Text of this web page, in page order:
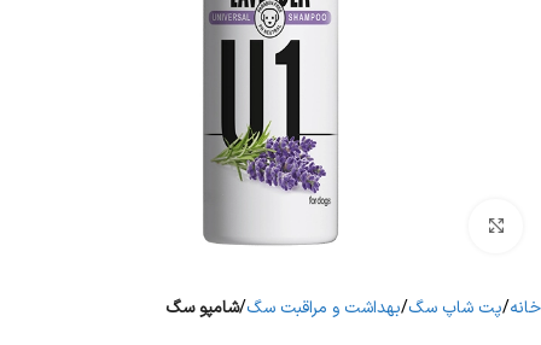
خانه پت شاپ سگ بهداشت و مراقبت سگ شامپو سگ